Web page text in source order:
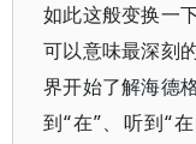
如此这般变换一
可以意味最深刻
界开始了解海德
到“在”、听到“